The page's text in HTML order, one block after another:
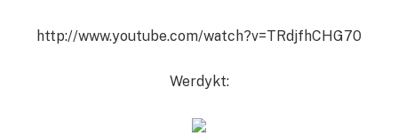
http://www.youtube.com/watch?v=TRdjfhCHG70
Werdykt: